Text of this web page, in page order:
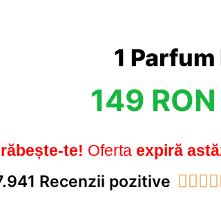
1 Parfum
149 RON
te! Oferta expiră
Recenzii pozitive    